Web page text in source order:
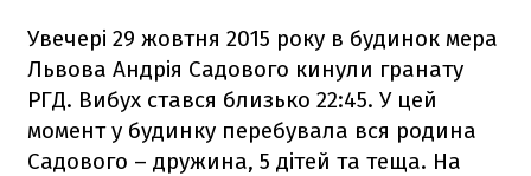
Увечері 29 жовтня 2015 року в будинок мера
Львова Андрія Садового кинули гранату
РГД. Вибух стався близько 22:45. У цей
момент у будинку перебувала вся родина
Садового – дружина, 5 дітей та теща. На